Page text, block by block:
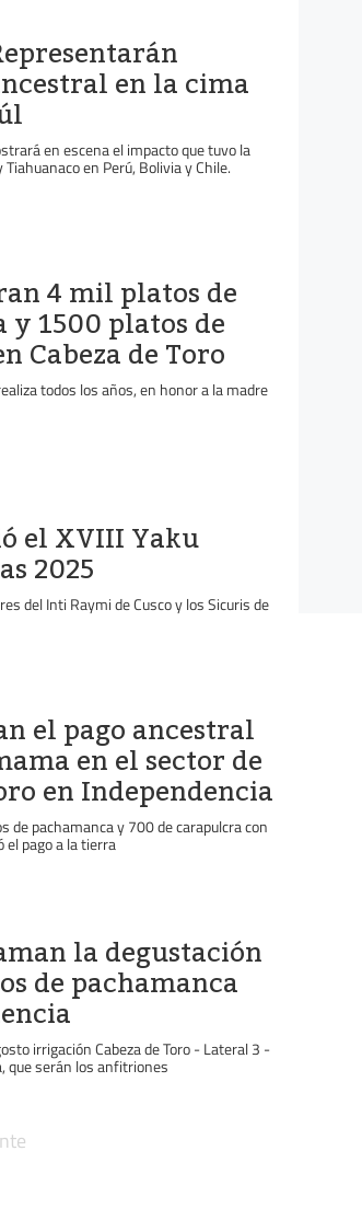
en la cima
en escena el impacto que tuvo la
en Perú, Bolivia y Chile.
4 mil platos de
y 1500 platos de
Cabeza de Toro
todos los años, en honor a la madre
el XVIII Yaku
2025
del Inti Raymi de Cusco y los Sicuris de
el pago ancestral
en el sector de
en Independencia
de pachamanca y 700 de carapulcra con
el pago a la tierra
la degustación
de pachamanca
irrigación Cabeza de Toro - Lateral 3 -
que serán los anfitriones